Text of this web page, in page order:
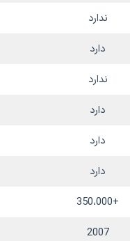
ندارد
دارد
ندارد
دارد
دارد
دارد
+350،000
2007